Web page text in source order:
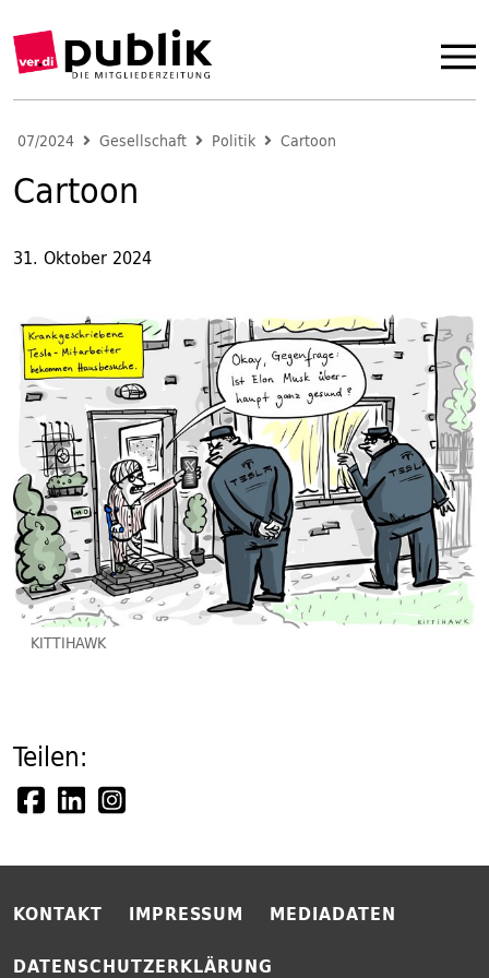
07/2024 Gesellschaft Politik Cartoon
Cartoon
31. Oktober 2024
KITTIHAWK
Teilen:
KONTAKT IMPRESSUM
MEDIADATEN
DATENSCHUTZERKLÄRUNG